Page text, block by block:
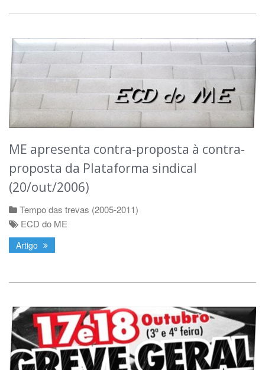
ME apresenta contra-proposta à contra-
proposta da Plataforma sindical
(20/out/2006)
Tempo das trevas (2005-2011)
ECD do ME
Artigo